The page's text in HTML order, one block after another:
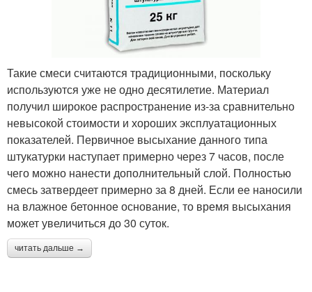
Такие смеси считаются традиционными, поскольку
используются уже не одно десятилетие. Материал
получил широкое распространение из-за сравнительно
невысокой стоимости и хороших эксплуатационных
показателей. Первичное высыхание данного типа
штукатурки наступает примерно через 7 часов, после
чего можно нанести дополнительный слой. Полностью
смесь затвердеет примерно за 8 дней. Если ее наносили
на влажное бетонное основание, то время высыхания
может увеличиться до 30 суток.
читать дальше →